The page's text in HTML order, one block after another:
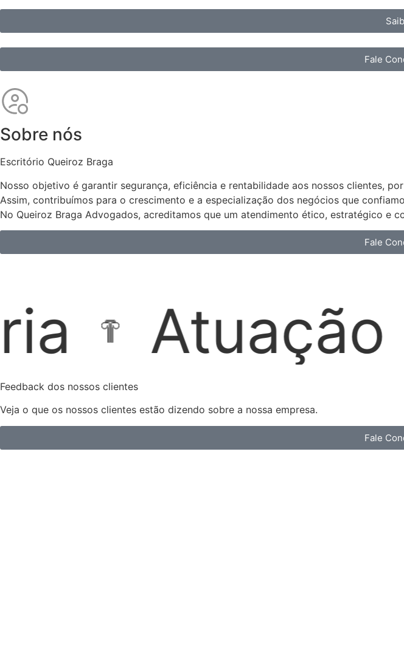
Fale
Sobre nós
Escritório Queiroz Braga
Nosso objetivo é garantir segurança, eficiência e rentabilidade aos nossos clientes,
Assim, contribuímos para o crescimento e a especialização dos negócios que
No Queiroz Braga Advogados, acreditamos que um atendimento ético, estratégico e
Fale
Feedback dos nossos clientes
Veja o que os nossos clientes estão dizendo sobre a nossa empresa.
Fale